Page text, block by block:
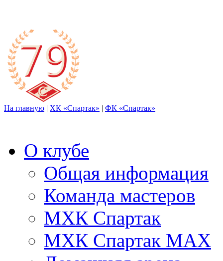
На главную | ХК «Спартак» | ФК «Спартак»
О клубе
Общая информация
Команда мастеров
МХК Спартак
МХК Спартак МАХ